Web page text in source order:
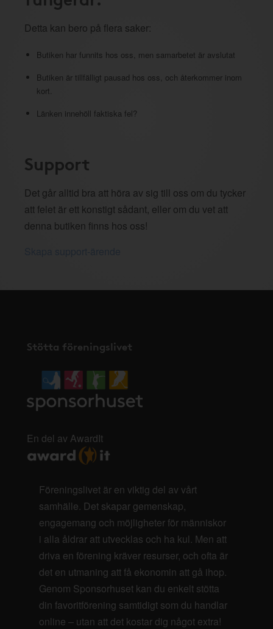
Detta kan bero på flera saker:
Butiken har funnits hos oss, men samarbetet är avslutat
Butiken är tillfälligt pausad hos oss, och återkommer inom
kort.
Länken innehöll faktiska fel?
Support
Det går alltid bra att höra av sig till oss om du tycker
att felet är ett konstigt sådant, eller om du vet att
denna butiken finns hos oss!
Stötta föreningslivet
En del av AwardIt
Föreningslivet är en viktig del av vårt
samhälle. Det skapar gemenskap,
engagemang och möjligheter för människor
i alla åldrar att utvecklas och ha kul. Men att
driva en förening kräver resurser, och ofta är
det en utmaning att få ekonomin att gå ihop.
Genom Sponsorhuset kan du enkelt stötta
din favoritförening samtidigt som du handlar
online – utan att det kostar dig något extra!